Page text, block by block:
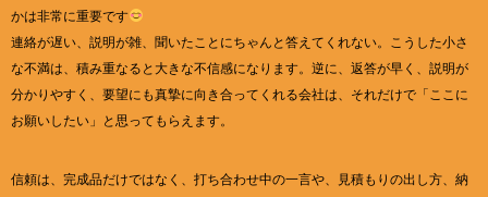
かは非常に重要です
連絡が遅い、説明が雑、聞いたことにちゃんと答えてくれない。こうした小さ
な不満は、積み重なると大きな不信感になります。逆に、返答が早く、説明が
分かりやすく、要望にも真摯に向き合ってくれる会社は、それだけで「ここに
お願いしたい」と思ってもらえます。
信頼は、完成品だけではなく、打ち合わせ中の一言や、見積もりの出し方、納